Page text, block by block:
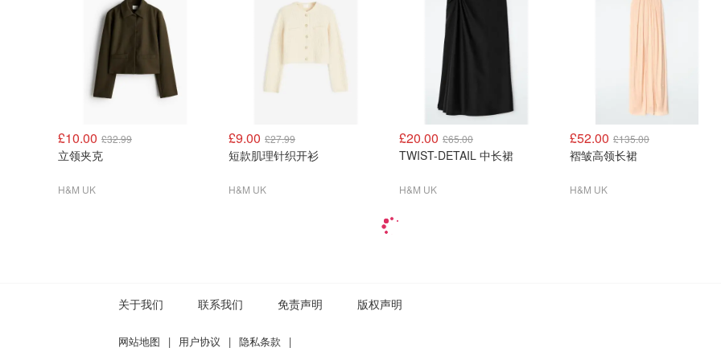
£10.00 £32.99
立领夹克
H&M UK
£9.00 £27.99
短款肌理针织开衫
H&M UK
£20.00 £65.00
TWIST-DETAIL 中长裙
H&M UK
£52.00 £135.00
褶皱高领长裙
H&M UK
关于我们 联系我们 免责声明 版权声明
网站地图 | 用户协议 | 隐私条款 |